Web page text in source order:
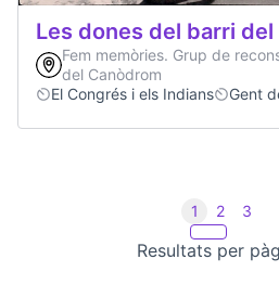
Les dones del barri
Fem memòries. Grup de
del Canòdrom
El Congrés i els Indians
Gent
Resultats per
1 2 3